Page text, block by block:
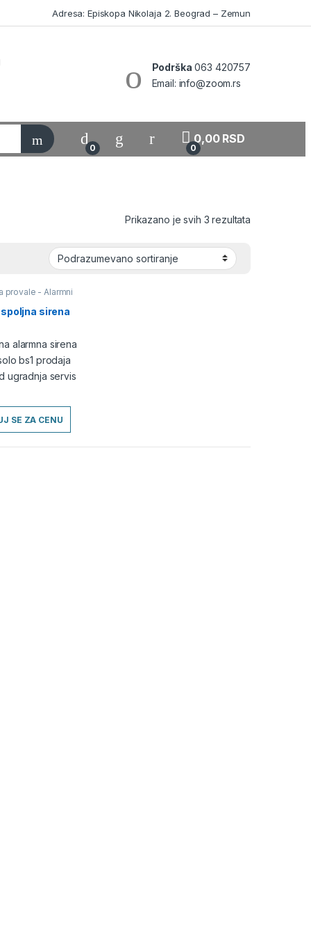
Adresa: Episkopa Nikolaja 2. Beograd – Zemun
Podrška 063 420757
Email: info@zoom.rs
0
My Account
0
0,00RSD
Prikazano je svih 3 rezultata
provale - Alarmni
Sirene
spoljna sirena
SE ZA CENU